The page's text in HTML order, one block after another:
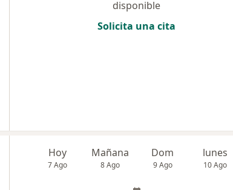
disponible
Solicita una cita
Hoy
7 Ago
Mañana
8 Ago
Dom
9 Ago
lunes
10 Ago